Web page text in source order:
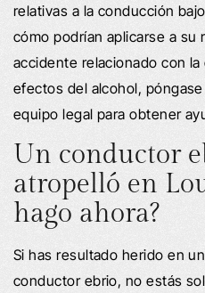
relativas a la conducción
cómo podrían aplicarse a su
accidente relacionado con
efectos del alcohol,
equipo legal para obtener
Un conductor
atropelló en
hago ahora?
Si has resultado herido en
conductor ebrio, no estás